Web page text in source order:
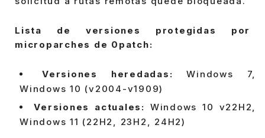
Lista de versiones protegidas por
microparches de 0patch:
Versiones heredadas: Windows 7,
Windows 10 (v2004-v1909)
Versiones actuales: Windows 10 v22H2,
Windows 11 (22H2, 23H2, 24H2)